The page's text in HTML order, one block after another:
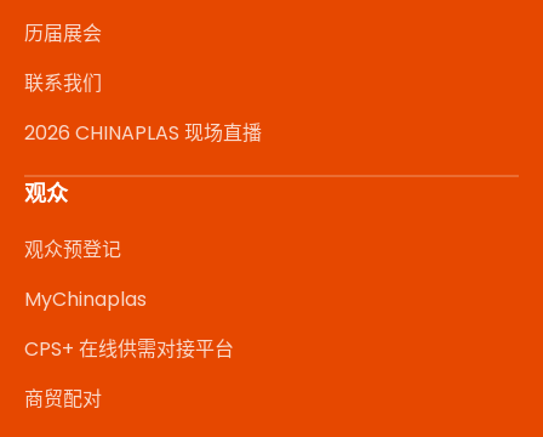
历届展会
联系我们
2026 CHINAPLAS 现场直播
观众
观众预登记
MyChinaplas
CPS+ 在线供需对接平台
商贸配对